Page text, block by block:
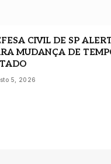
CIVIL DE SP
MUDANÇA DE
5, 2026